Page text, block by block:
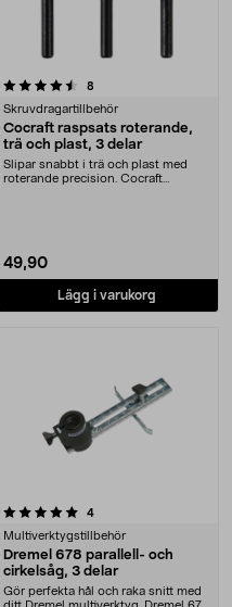
8
Skruvdragartillbehör
Cocraft raspsats roterande,
trä och plast, 3 delar
Slipar snabbt i trä och plast med
roterande precision. Cocraft
49,90
Lägg i varukorg
4recensioner
Multiverktygstillbehör
Dremel 678 parallell- och
cirkelsåg, 3 delar
Gör perfekta hål och raka snitt med